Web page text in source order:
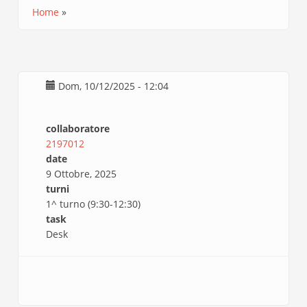
Home
Dom, 10/12/2025 - 12:04
collaboratore
2197012
date
9 Ottobre, 2025
turni
1^ turno (9:30-12:30)
task
Desk